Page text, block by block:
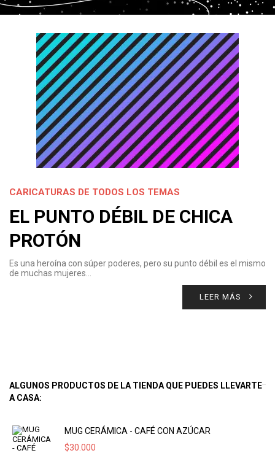
CARICATURAS DE TODOS LOS TEMAS
EL PUNTO DÉBIL DE CHICA
PROTÓN
Es una heroína con súper poderes, pero su punto débil es el mismo
de muchas mujeres…
LEER MÁS
ALGUNOS PRODUCTOS DE LA TIENDA QUE PUEDES LLEVARTE
A CASA:
MUG CERÁMICA - CAFÉ CON AZÚCAR
$30.000